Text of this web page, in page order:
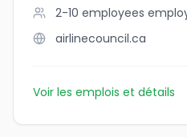
2-10 employees
airlinecouncil.ca
Voir les emplois et détails